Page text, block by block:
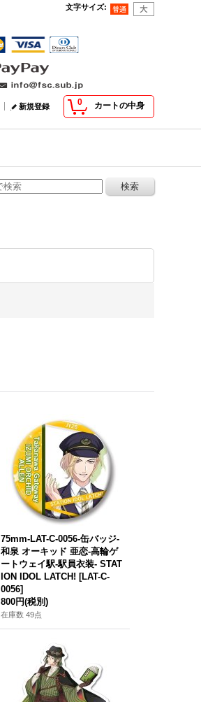
文字サイズ:
0 カートの中身
新規登録
75mm-LAT-C-0056-缶バッジ-
和泉 オーキッド 亜恋-高輪ゲ
ートウェイ駅-駅員衣装- STAT
ION IDOL LATCH! [LAT-C-
0056]
800円(税別)
在庫数 49点